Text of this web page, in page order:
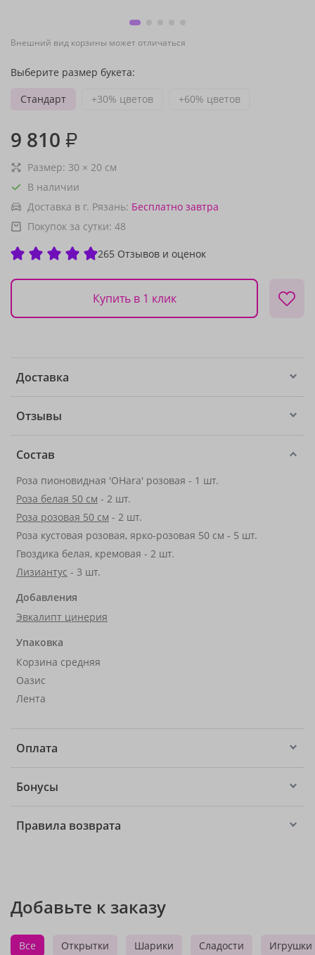
Внешний вид корзины может отличаться
Выберите размер букета:
Стандарт
+30% цветов +60% цветов
9 810 ₽
Размер: 30 × 20 см
В наличии
Доставка в г. Рязань: Бесплатно завтра
Покупок за сутки: 48
265 Отзывов и оценок
Купить в 1 клик
Доставка
Отзывы
Состав
Роза пионовидная 'OHara' розовая - 1 шт.
Роза белая 50 см - 2 шт.
Роза розовая 50 см - 2 шт.
Роза кустовая розовая, ярко-розовая 50 см - 5 шт.
Гвоздика белая, кремовая - 2 шт.
Лизиантус - 3 шт.
Добавления
Эвкалипт цинерия
Упаковка
Корзина средняя
Оазис
Лента
Оплата
Бонусы
Правила возврата
Добавьте к заказу
Все Открытки Шарики Сладости Игрушки